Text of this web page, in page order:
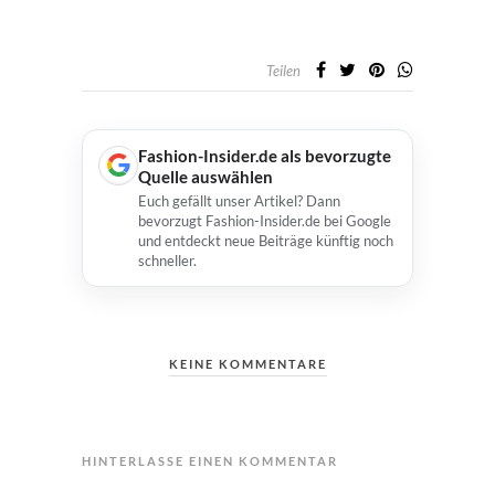
Teilen
Fashion-Insider.de als bevorzugte
Quelle auswählen
Euch gefällt unser Artikel? Dann
bevorzugt Fashion-Insider.de bei Google
und entdeckt neue Beiträge künftig noch
schneller.
KEINE KOMMENTARE
HINTERLASSE EINEN KOMMENTAR